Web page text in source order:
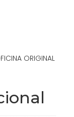
ORIGINAL